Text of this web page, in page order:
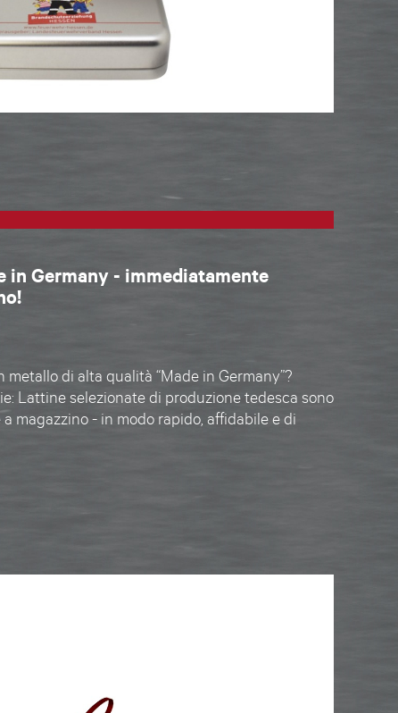
in Germany - immediatamente
di alta qualità “Made in Germany”?
Lattine selezionate di produzione tedesca sono
magazzino - in modo rapido, affidabile e di